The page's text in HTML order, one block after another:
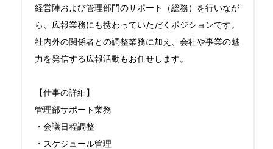
経営陣および管理部門のサポート（総務）を行いなが
ら、広報業務にも携わっていただくポジションです。
社内外の関係者との調整業務に加え、会社や事業の魅
力を発信する広報活動もお任せします。
【仕事の詳細】
管理部サポート業務
・会議日程調整
・スケジュール管理